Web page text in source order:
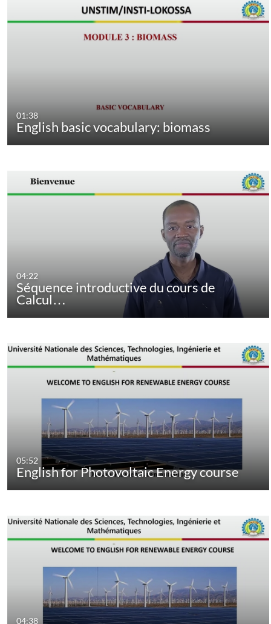
01:38
English basic vocabulary: biomass
04:22
Séquence introductive du cours de
Calcul…
05:52
English for Photovoltaic Energy course
04:38